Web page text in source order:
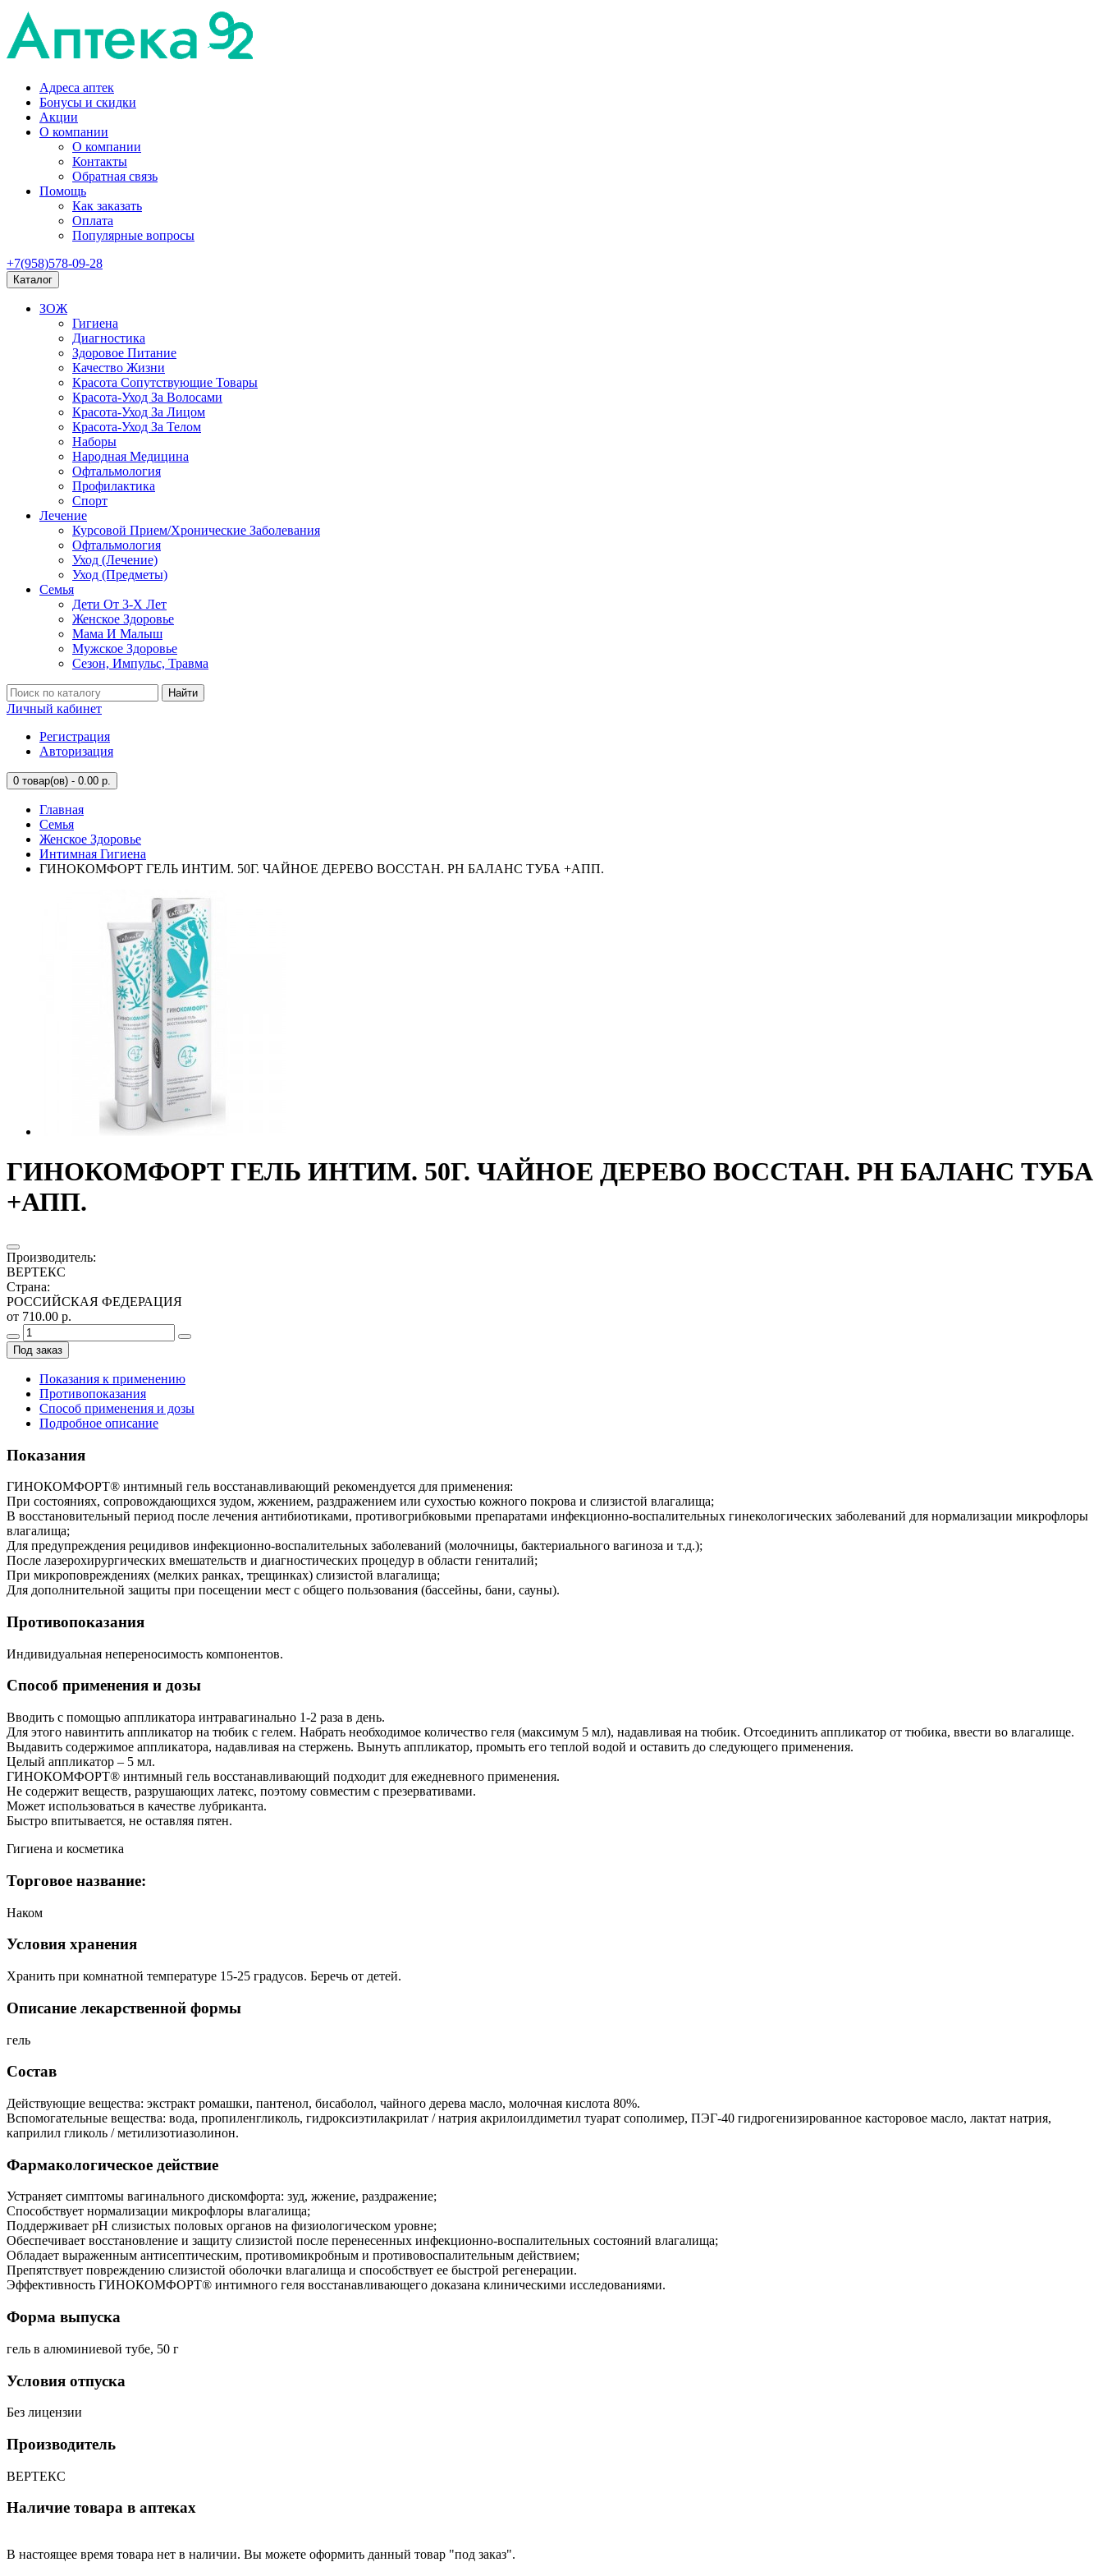
Адреса аптек
Бонусы и скидки
Акции
О компании
О компании
Контакты
Обратная связь
Помощь
Как заказать
Оплата
Популярные вопросы
+7(958)578-09-28
Каталог
ЗОЖ
Гигиена
Диагностика
Здоровое Питание
Качество Жизни
Красота Сопутствующие Товары
Красота-Уход За Волосами
Красота-Уход За Лицом
Красота-Уход За Телом
Наборы
Народная Медицина
Офтальмология
Профилактика
Спорт
Лечение
Курсовой Прием/Хронические Заболевания
Офтальмология
Уход (Лечение)
Уход (Предметы)
Семья
Дети От 3-Х Лет
Женское Здоровье
Мама И Малыш
Мужское Здоровье
Сезон, Импульс, Травма
Найти
Личный кабинет
Регистрация
Авторизация
0 товар(ов) - 0.00 р.
Главная
Семья
Женское Здоровье
Интимная Гигиена
ГИНОКОМФОРТ ГЕЛЬ ИНТИМ. 50Г. ЧАЙНОЕ ДЕРЕВО ВОССТАН. PH БАЛАНС ТУБА +АПП.
ГИНОКОМФОРТ ГЕЛЬ ИНТИМ. 50Г. ЧАЙНОЕ ДЕРЕВО ВОССТАН. PH БАЛАНС ТУБА
+АПП.
Производитель:
ВЕРТЕКС
Страна:
РОССИЙСКАЯ ФЕДЕРАЦИЯ
от 710.00 р.
Под заказ
Показания к применению
Противопоказания
Способ применения и дозы
Подробное описание
Показания
ГИНОКОМФОРТ® интимный гель восстанавливающий рекомендуется для применения:
При состояниях, сопровождающихся зудом, жжением, раздражением или сухостью кожного покрова и слизистой влагалища;
В восстановительный период после лечения антибиотиками, противогрибковыми препаратами инфекционно-воспалительных гинекологических заболеваний для нормализации микрофлоры
влагалища;
Для предупреждения рецидивов инфекционно-воспалительных заболеваний (молочницы, бактериального вагиноза и т.д.);
После лазерохирургических вмешательств и диагностических процедур в области гениталий;
При микроповреждениях (мелких ранках, трещинках) слизистой влагалища;
Для дополнительной защиты при посещении мест с общего пользования (бассейны, бани, сауны).
Противопоказания
Индивидуальная непереносимость компонентов.
Способ применения и дозы
Вводить с помощью аппликатора интравагинально 1-2 раза в день.
Для этого навинтить аппликатор на тюбик с гелем. Набрать необходимое количество геля (максимум 5 мл), надавливая на тюбик. Отсоединить аппликатор от тюбика, ввести во влагалище.
Выдавить содержимое аппликатора, надавливая на стержень. Вынуть аппликатор, промыть его теплой водой и оставить до следующего применения.
Целый аппликатор – 5 мл.
ГИНОКОМФОРТ® интимный гель восстанавливающий подходит для ежедневного применения.
Не содержит веществ, разрушающих латекс, поэтому совместим с презервативами.
Может использоваться в качестве лубриканта.
Быстро впитывается, не оставляя пятен.
Гигиена и косметика
Торговое название:
Наком
Условия хранения
Хранить при комнатной температуре 15-25 градусов. Беречь от детей.
Описание лекарственной формы
гель
Состав
Действующие вещества: экстракт ромашки, пантенол, бисаболол, чайного дерева масло, молочная кислота 80%.
Вспомогательные вещества: вода, пропиленгликоль, гидроксиэтилакрилат / натрия акрилоилдиметил туарат сополимер, ПЭГ-40 гидрогенизированное касторовое масло, лактат натрия,
каприлил гликоль / метилизотиазолинон.
Фармакологическое действие
Устраняет симптомы вагинального дискомфорта: зуд, жжение, раздражение;
Способствует нормализации микрофлоры влагалища;
Поддерживает pН слизистых половых органов на физиологическом уровне;
Обеспечивает восстановление и защиту слизистой после перенесенных инфекционно-воспалительных состояний влагалища;
Обладает выраженным антисептическим, противомикробным и противовоспалительным действием;
Препятствует повреждению слизистой оболочки влагалища и способствует ее быстрой регенерации.
Эффективность ГИНОКОМФОРТ® интимного геля восстанавливающего доказана клиническими исследованиями.
Форма выпуска
гель в алюминиевой тубе, 50 г
Условия отпуска
Без лицензии
Производитель
ВЕРТЕКС
Наличие товара в аптеках
В настоящее время товара нет в наличии. Вы можете оформить данный товар "под заказ".